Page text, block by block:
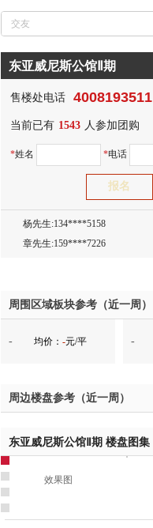
东亚威尼斯公馆Ⅱ期
售楼处电话 4008193511
当前已有 1543 人参加团购
*姓名 *电话
胡先生:150****0731
邓先生:138****8083
蒋女士:186****7681
杨先生:134****5158
章先生:159****7226
周先生:138****8967
谢女士:135****3735
魏女士:138****0324
吴先生:139****9780
魏女士:183****9105
吴小姐:139****6438
姚先生:137****6367
于女士:182****8478
周围区域板块参考（近一周）
- 均价： -元/平 -
周边楼盘参考（近一周）
东亚威尼斯公馆Ⅱ期 楼盘图集
效果图